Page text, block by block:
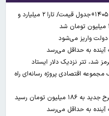
آخرین قیمت انواع خودرو ۱۹ مرداد ۱۴۰۵+جدول قیمت/ تارا ۲ میلیارد و
واریز می‌شود
شد، تتر نزدیک دلار ایستاد
مجموعه اقتصادی پروژه رسانه‌ای راه
تومان رسید